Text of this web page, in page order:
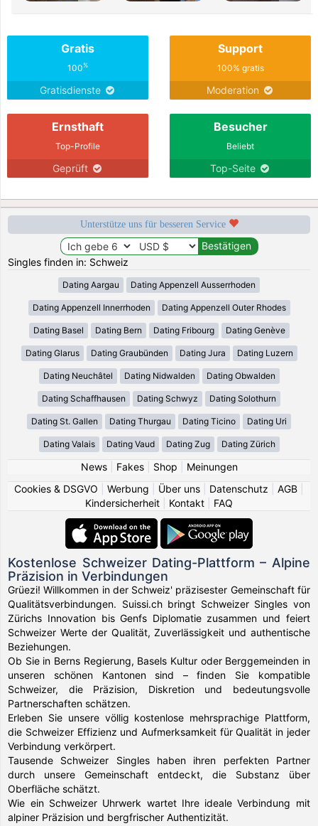
Gratis
100%
Gratisdienste
Support
100% gratis
Moderation
Ernsthaft
Top-Profile
Geprüft
Besucher
Beliebt
Top-Seite
Unterstütze uns für besseren Service
Singles finden in: Schweiz
Dating Aargau Dating Appenzell Ausserrhoden
Dating Appenzell Innerrhoden Dating Appenzell Outer Rhodes
Dating Basel Dating Bern Dating Fribourg Dating Genève
Dating Glarus Dating Graubünden Dating Jura Dating Luzern
Dating Neuchâtel Dating Nidwalden Dating Obwalden
Dating Schaffhausen Dating Schwyz Dating Solothurn
Dating St. Gallen Dating Thurgau Dating Ticino Dating Uri
Dating Valais Dating Vaud Dating Zug Dating Zürich
News| Fakes| Shop
Meinungen
Cookies & DSGVO
Werbung Über uns Datenschutz AGB
Kindersicherheit
Kontakt FAQ
Kostenlose Schweizer Dating-Plattform – Alpine
Präzision in Verbindungen
Grüezi! Willkommen in der Schweiz' präzisester Gemeinschaft für
Qualitätsverbindungen. Suissi.ch bringt Schweizer Singles von
Zürichs Innovation bis Genfs Diplomatie zusammen und feiert
Schweizer Werte der Qualität, Zuverlässigkeit und authentische
Beziehungen.
Ob Sie in Berns Regierung, Basels Kultur oder Berggemeinden in
unseren schönen Kantonen sind – finden Sie kompatible
Schweizer, die Präzision, Diskretion und bedeutungsvolle
Partnerschaften schätzen.
Erleben Sie unsere völlig kostenlose mehrsprachige Plattform,
die Schweizer Effizienz und Aufmerksamkeit für Qualität in jeder
Verbindung verkörpert.
Tausende Schweizer Singles haben ihren perfekten Partner
durch unsere Gemeinschaft entdeckt, die Substanz über
Oberfläche schätzt.
Wie ein Schweizer Uhrwerk wartet Ihre ideale Verbindung mit
alpiner Präzision und bergfrischer Authentizität.